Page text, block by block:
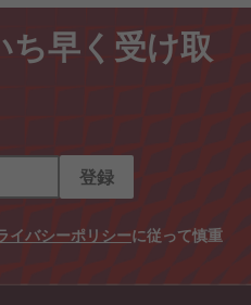
ち早く受け取
登録
イバシーポリシーに従って慎重